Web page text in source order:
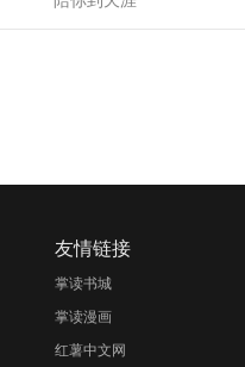
友情链接
掌读书城
掌读漫画
红薯中文网